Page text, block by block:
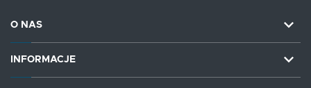
O NAS
INFORMACJE